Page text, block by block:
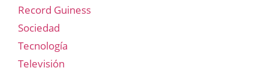
Record Guiness
Sociedad
Tecnología
Televisión